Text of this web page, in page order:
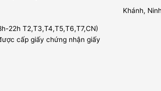
22h T2,T3,T4,T5,T6,T7,CN)
cấp giấy chứng nhận giấy
Khánh,